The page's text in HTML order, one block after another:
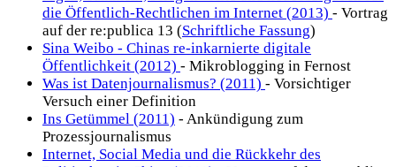
die Öffentlich-Rechtlichen im Internet (2013) - Vortrag
auf der re:publica 13 (Schriftliche Fassung)
Sina Weibo - Chinas re-inkarnierte digitale
Öffentlichkeit (2012) - Mikroblogging in Fernost
Was ist Datenjournalismus? (2011) - Vorsichtiger
Versuch einer Definition
Ins Getümmel (2011) - Ankündigung zum
Prozessjournalismus
Internet, Social Media und die Rückkehr des